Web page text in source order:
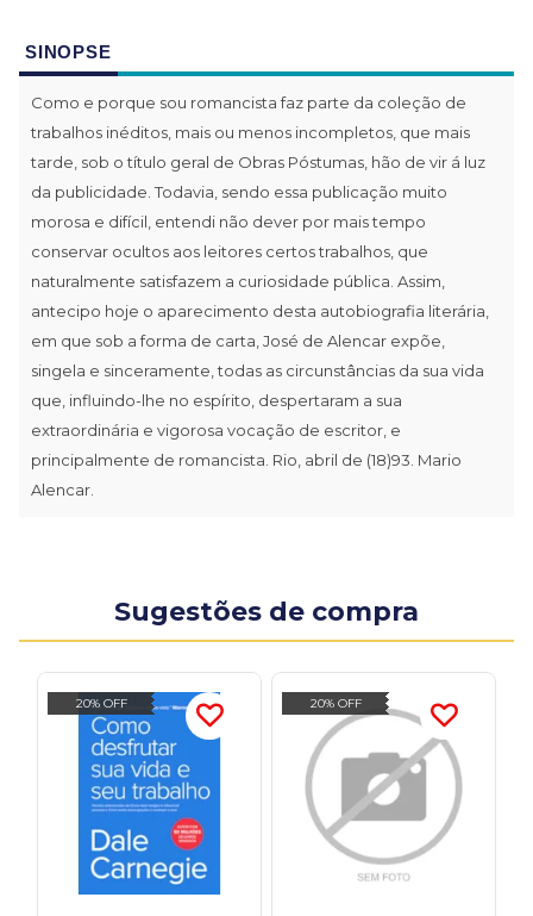
SINOPSE
Como e porque sou romancista faz parte da coleção de
trabalhos inéditos, mais ou menos incompletos, que mais
tarde, sob o título geral de Obras Póstumas, hão de vir á luz
da publicidade. Todavia, sendo essa publicação muito
morosa e difícil, entendi não dever por mais tempo
conservar ocultos aos leitores certos trabalhos, que
naturalmente satisfazem a curiosidade pública. Assim,
antecipo hoje o aparecimento desta autobiografia literária,
em que sob a forma de carta, José de Alencar expõe,
singela e sinceramente, todas as circunstâncias da sua vida
que, influindo-lhe no espírito, despertaram a sua
extraordinária e vigorosa vocação de escritor, e
principalmente de romancista. Rio, abril de (18)93. Mario
Alencar.
Sugestões de compra
20% OFF 20% OFF